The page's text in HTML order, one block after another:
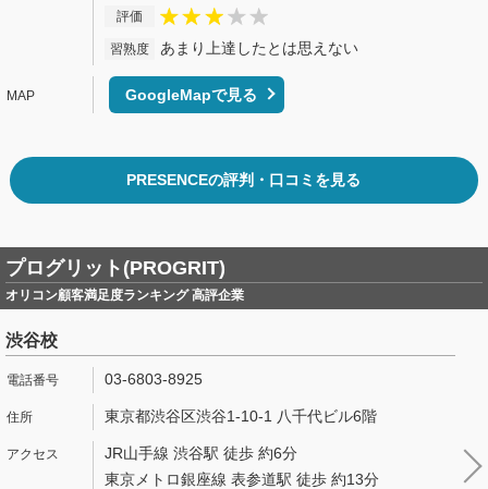
評価
習熟度 あまり上達したとは思えない
GoogleMapで見る
PRESENCEの評判・口コミを見る
プログリット(PROGRIT)
オリコン顧客満足度ランキング 高評企業
渋谷校
03-6803-8925
東京都渋谷区渋谷1-10-1 八千代ビル6階
JR山手線 渋谷駅 徒歩 約6分
東京メトロ銀座線 表参道駅 徒歩 約13分